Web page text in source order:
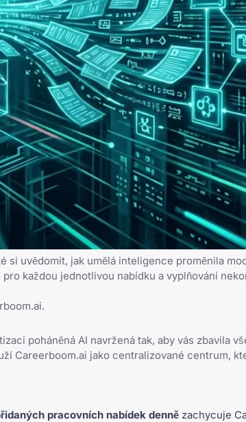
si uvědomit, jak umělá inteligence proměnila
každou jednotlivou nabídku a vyplňování
.
poháněná AI navržená tak, aby vás zbavila
Careerboom.ai jako centralizované centrum,
pracovních nabídek denně zachycuje